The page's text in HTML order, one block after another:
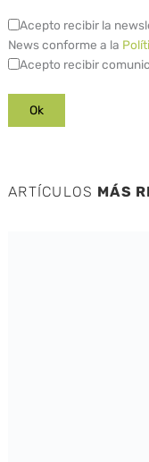
Acepto recibir la
News conforme a la
Acepto recibir
ARTÍCULOS MÁS